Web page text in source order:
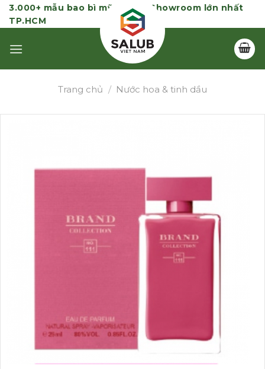
Skip
to
3.000+ mẫu bao bì mỹ phẩm | Showroom lớn nhất
TP.HCM
Trang chủ / Nước hoa & tinh dầu